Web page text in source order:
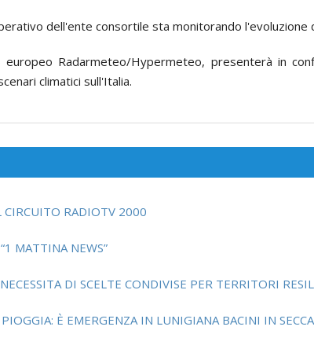
dell'ente consortile sta monitorando l'evoluzione
europeo Radarmeteo/Hypermeteo, presenterà in
climatici sull'Italia.
CIRCUITO RADIOTV 2000
MATTINA NEWS”
DI SCELTE CONDIVISE PER TERRITORI
È EMERGENZA IN LUNIGIANA BACINI IN